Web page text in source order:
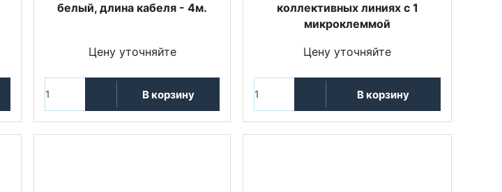
белый, длина кабеля - 4м.
Цену уточняйте
В корзину
коллективных линиях с 1
микроклеммой
Цену уточняйте
В корзину